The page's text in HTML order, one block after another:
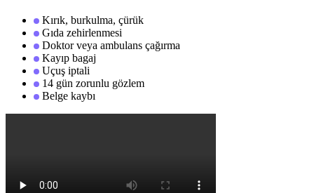
Kırık, burkulma, çürük
Gıda zehirlenmesi
Doktor veya ambulans çağırma
Kayıp bagaj
Uçuş iptali
14 gün zorunlu gözlem
Belge kaybı